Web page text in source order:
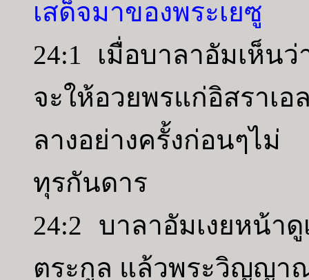
เสด็จมาของพระเยซู
24:1 เมื่อบาลาอัมเห็น
จะให้อวยพรแก่อิสราเ
ลางอย่างครั้งก่อนๆ
ทุรกันดาร
24:2 บาลาอัมเงยหน้า
ตระกูล แล้วพระวิญญา